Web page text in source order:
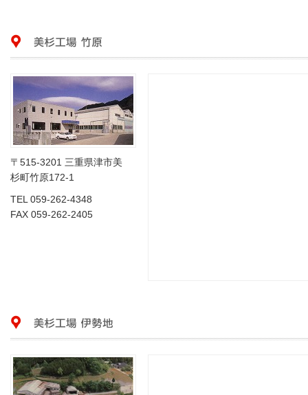
〒515-3201 三重県津市美
杉町竹原172-1
TEL 059-262-4348
FAX 059-262-2405